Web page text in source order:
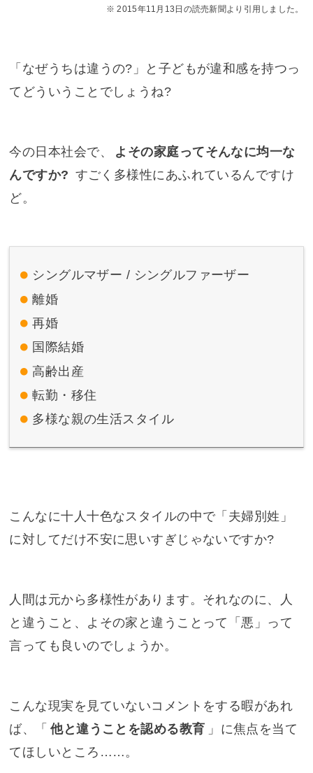
2015年11月13日の読売新聞より引用しました。
「なぜうちは違うの?」と子どもが違和感を持つっ
てどういうことでしょうね?
今の日本社会で、
よその家庭ってそんなに均一な
んですか? すごく多様性にあふれているんですけ
ど。
シングルマザー / シングルファーザー
離婚
再婚
国際結婚
高齢出産
転勤・移住
多様な親の生活スタイル
こんなに十人十色なスタイルの中で「夫婦別姓」
に対してだけ不安に思いすぎじゃないですか?
人間は元から多様性があります。それなのに、人
と違うこと、よその家と違うことって「悪」って
言っても良いのでしょうか。
こんな現実を見ていないコメントをする暇があれ
ば、「 他と違うことを認める教育 」に焦点を当て
てほしいところ……。